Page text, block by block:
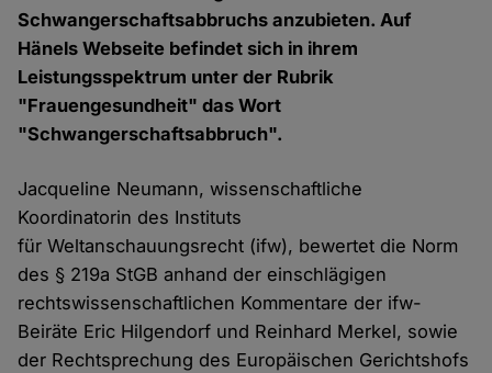
Schwangerschaftsabbruchs anzubieten. Auf
Hänels Webseite befindet sich in ihrem
Leistungsspektrum unter der Rubrik
"Frauengesundheit" das Wort
"Schwangerschaftsabbruch".
Jacqueline Neumann, wissenschaftliche
Koordinatorin des Instituts
für Weltanschauungsrecht (ifw), bewertet die Norm
des § 219a StGB anhand der einschlägigen
rechtswissenschaftlichen Kommentare der ifw-
Beiräte Eric Hilgendorf und Reinhard Merkel, sowie
der Rechtsprechung des Europäischen Gerichtshofs